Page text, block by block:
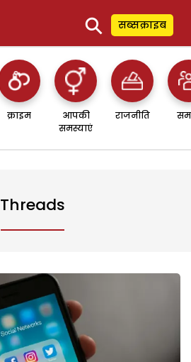
⚲ सब्सक्राइब
क्राइम
आपकी
समस्याएं
राजनीति
Threads